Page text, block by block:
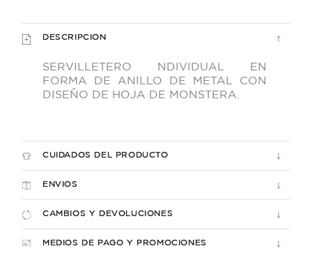
DESCRIPCION
SERVILLETERO NDIVIDUAL EN
FORMA DE ANILLO DE METAL CON
DISEÑO DE HOJA DE MONSTERA.
CUIDADOS DEL PRODUCTO
ENVIOS
CAMBIOS Y DEVOLUCIONES
MEDIOS DE PAGO Y PROMOCIONES